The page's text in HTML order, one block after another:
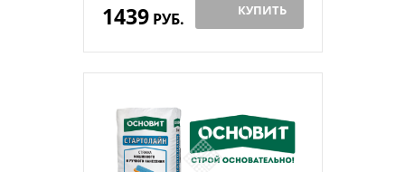
1439РУБ. КУПИТЬ